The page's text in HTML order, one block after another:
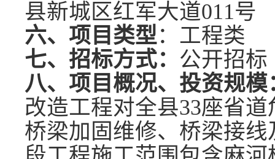
县新城区红军大道011号
六、项目类型： 工程类
七、招标方式： 公开招标
八、项目概况、投资规模
改造工程对全县33座省
桥梁加固维修、桥梁接